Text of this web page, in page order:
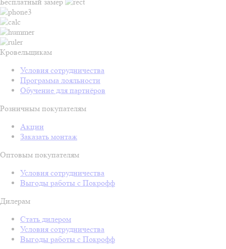
Кровельщикам
Условия сотрудничества
Программа лояльности
Обучение для партнёров
Розничным покупателям
Акции
Заказать монтаж
Оптовым покупателям
Условия сотрудничества
Выгоды работы с Покрофф
Дилерам
Стать дилером
Условия сотрудничества
Выгоды работы с Покрофф